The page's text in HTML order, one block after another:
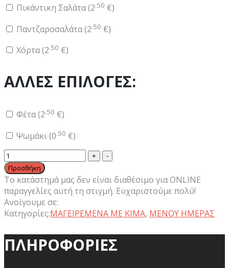
Πικάντικη Σαλάτα (2.50 €)
Παντζαροσαλάτα (2.50 €)
Χόρτα (2.50 €)
ΑΛΛΕΣ ΕΠΙΛΟΓΕΣ:
Φέτα (2.50 €)
Ψωμάκι (0.50 €)
Κεφτεδάκια
με
Κόκκινη
Σάλτσα
Ποσότητα
Προσθήκη
Το κατάστημά μας δεν είναι διαθέσιμο για ONLINE
παραγγελίες αυτή τη στιγμή. Ευχαριστούμε πολύ!
Ανοίγουμε σε:
Κατηγορίες:ΜΑΓΕΙΡΕΜΕΝΑ ΜΕ ΚΙΜΑ, ΜΕΝΟΥ ΗΜΕΡΑΣ
ΠΛΗΡΟΦΟΡΙΕΣ